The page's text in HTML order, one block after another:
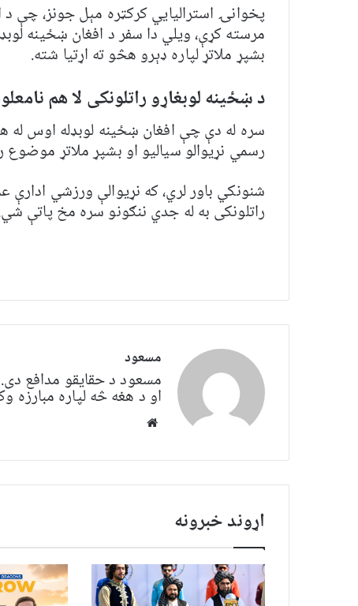
پخوانۍ استرالیایي کرکټره مېل جونز، چې د
مرسته کړې، ویلي دا سفر د افغان ښځینه
بشپړ ملاتړ لپاره ډېرو هڅو ته اړتیا شته.
د ښځینه لوبغاړو راتلونکی لا هم
سره له دې چې افغان ښځینه لوبډله اوس له
رسمي نړیوالو سیالیو او بشپړ ملاتړ موضوع
شنونکي باور لري، که نړیوالې ورزشي
راتلونکی به له جدي ننګونو سره مخ پاتې
مسعود
مسعود د حقایقو مدافع
او د هغه څه لپاره
اړوند خبرونه